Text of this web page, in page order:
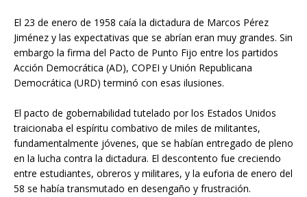
El 23 de enero de 1958 caía la dictadura de Marcos Pérez
Jiménez y las expectativas que se abrían eran muy grandes. Sin
embargo la firma del Pacto de Punto Fijo entre los partidos
Acción Democrática (AD), COPEI y Unión Republicana
Democrática (URD) terminó con esas ilusiones.
El pacto de gobernabilidad tutelado por los Estados Unidos
traicionaba el espíritu combativo de miles de militantes,
fundamentalmente jóvenes, que se habían entregado de pleno
en la lucha contra la dictadura. El descontento fue creciendo
entre estudiantes, obreros y militares, y la euforia de enero del
58 se había transmutado en desengaño y frustración.